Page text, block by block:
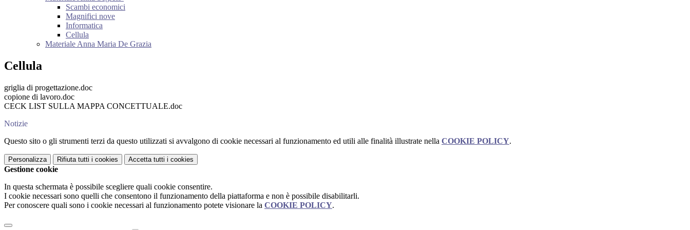
Scambi economici
Magnifici nove
Informatica
Cellula
Materiale Anna Maria De Grazia
Cellula
griglia di progettazione.doc
copione di lavoro.doc
CECK LIST SULLA MAPPA CONCETTUALE.doc
Notizie
Questo sito o gli strumenti terzi da questo utilizzati si avvalgono di cookie necessari al funzionamento ed utili alle finalità illustrate nella COOKIE POLICY.
Personalizza Rifiuta tutti i cookies Accetta tutti i cookies
Gestione cookie
In questa schermata è possibile scegliere quali cookie consentire.
I cookie necessari sono quelli che consentono il funzionamento della piattaforma e non è possibile disabilitarli.
Per conoscere quali sono i cookie necessari al funzionamento potete visionare la COOKIE POLICY.